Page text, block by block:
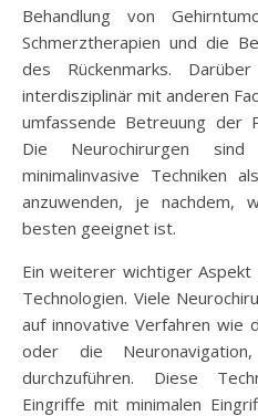
Behandlung von
Schmerztherapien und die
des Rückenmarks.
interdisziplinär mit anderen
umfassende Betreuung der
Die Neurochirurgen
minimalinvasive Techniken
anzuwenden, je nachdem,
besten geeignet ist.
Ein weiterer wichtiger
Technologien. Viele
auf innovative Verfahren wie
oder die
durchzuführen. Diese
Eingriffe mit minimalen